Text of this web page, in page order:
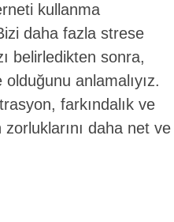
kullanma
daha fazla strese
belirledikten sonra,
anlamalıyız.
farkındalık ve
zorluklarını daha net ve